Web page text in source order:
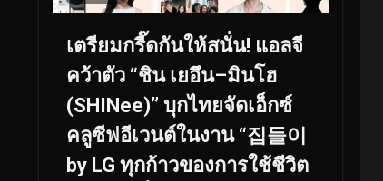
เตรียมกรี๊ดกันให้สนั่น! แอลจี
คว้าตัว “ชิน เยอึน–มินโฮ
(SHINee)” บุกไทยจัดเอ็กซ์
คลูซีฟอีเวนต์ในงาน “집들이
by LG ทุกก้าวของการใช้ชีวิต